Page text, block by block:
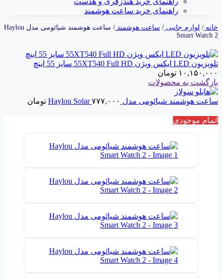
راهنمای خرید ساعت هوشمند
خانه / لوازم جانبی / ساعت هوشمند /
ساعت هوشمند شیائومی مدل Haylou
Smart Watch 2
تلویزیون LED ایکس ویژن 55XT540 Full HD سایز 55 اینچ
۱۰,۱۵۰,۰۰۰ تومان
بازگشت به محصولات
ساعت هوشمند شیائومی مدل Haylou Solar ۷۷۷,۰۰۰ تومان
اتمام موجودی